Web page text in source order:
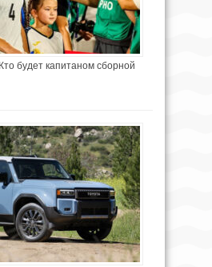
будет капитаном сборной